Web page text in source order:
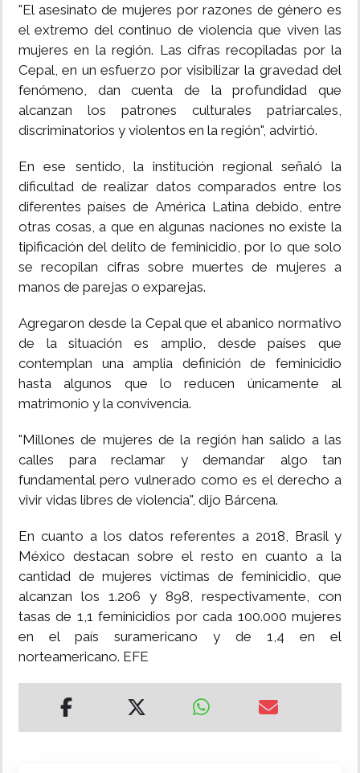
"El asesinato de mujeres por razones de género es
el extremo del continuo de violencia que viven las
mujeres en la región. Las cifras recopiladas por la
Cepal, en un esfuerzo por visibilizar la gravedad del
fenómeno, dan cuenta de la profundidad que
alcanzan los patrones culturales patriarcales,
discriminatorios y violentos en la región", advirtió.
En ese sentido, la institución regional señaló la
dificultad de realizar datos comparados entre los
diferentes países de América Latina debido, entre
otras cosas, a que en algunas naciones no existe la
tipificación del delito de feminicidio, por lo que solo
se recopilan cifras sobre muertes de mujeres a
manos de parejas o exparejas.
Agregaron desde la Cepal que el abanico normativo
de la situación es amplio, desde países que
contemplan una amplia definición de feminicidio
hasta algunos que lo reducen únicamente al
matrimonio y la convivencia.
"Millones de mujeres de la región han salido a las
calles para reclamar y demandar algo tan
fundamental pero vulnerado como es el derecho a
vivir vidas libres de violencia", dijo Bárcena.
En cuanto a los datos referentes a 2018, Brasil y
México destacan sobre el resto en cuanto a la
cantidad de mujeres víctimas de feminicidio, que
alcanzan los 1.206 y 898, respectivamente, con
tasas de 1,1 feminicidios por cada 100.000 mujeres
en el país suramericano y de 1,4 en el
norteamericano. EFE